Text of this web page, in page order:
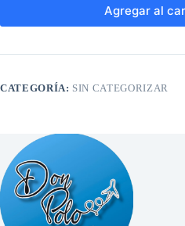
Agregar al
CATEGORÍA: SIN CATEGORIZAR